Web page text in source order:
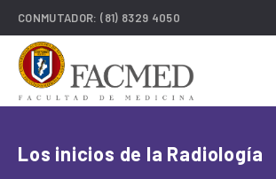
CONMUTADOR:(81) 8329 4050
Los inicios de la Radiología